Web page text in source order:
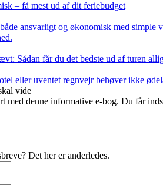
– få mest ud af dit feriebudget
ansvarligt og økonomisk med simple
Sådan får du det bedste ud af turen
eller uventet regnvejr behøver ikke
vide
med denne informative e-bog. Du får
Det her er anderledes.